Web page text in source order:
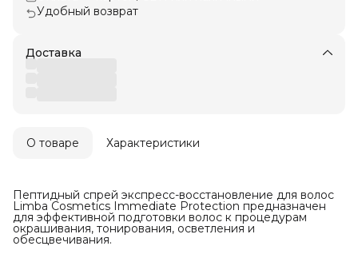
Удобный возврат
Доставка
О товаре Характеристики
Пептидный спрей экспресс-восстановление для волос
Limba Cosmetics Immediate Protection предназначен
для эффективной подготовки волос к процедурам
окрашивания, тонирования, осветления и
обесцвечивания.